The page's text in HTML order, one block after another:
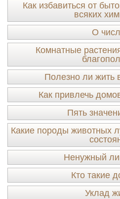
Как избавиться от
всяких
О
Комнатные
Полезно ли жить
Как привлечь
Пять
Какие породы животных
Ненужный
Кто такие
Уклад